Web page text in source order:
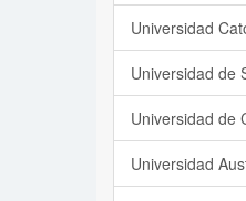
Universidad
Universidad de
Universidad de
Universidad